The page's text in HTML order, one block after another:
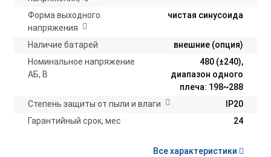
Форма выходного
напряжения
чистая синусоида
Наличие батарей
внешние (опция)
Номинальное напряжение
АБ, В
480 (±240),
диапазон одного
плеча: 198~288
Степень защиты от пыли и влаги
IP20
Гарантийный срок, мес
24
Все характеристики